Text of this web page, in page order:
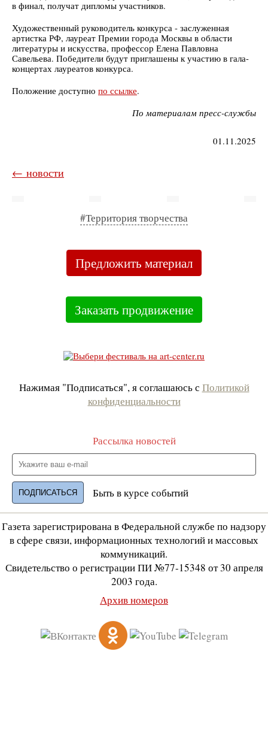
в финал, получат дипломы участников.
Художественный руководитель конкурса - заслуженная
артистка РФ, лауреат Премии города Москвы в области
литературы и искусства, профессор Елена Павловна
Савельева. Победители будут приглашены к участию в гала-
концертах лауреатов конкурса.
Положение доступно по ссылке.
По материалам пресс-службы
01.11.2025
← новости
#Территория творчества
Предложить материал
Заказать продвижение
Нажимая "Подписаться", я соглашаюсь с Политикой
конфиденциальности
Рассылка новостей
Быть в курсе событий
Газета зарегистрирована в Федеральной службе по надзору
в сфере связи, информационных технологий и массовых
коммуникаций.
Свидетельство о регистрации ПИ №77-15348 от 30 апреля
2003 года.
Архив номеров